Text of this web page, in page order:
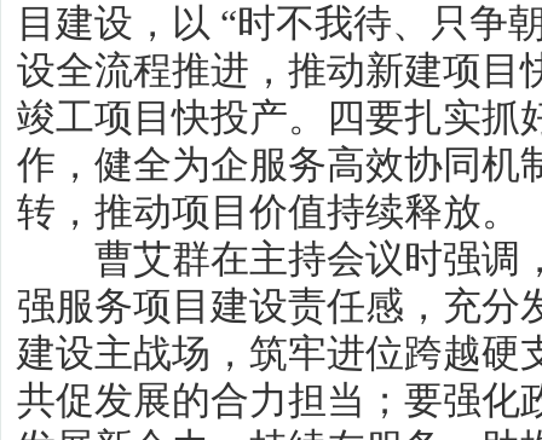
目建设，以 “时不我待、只争
设全流程推进，推动新建项目
竣工项目快投产。四要扎实抓
作，健全为企服务高效协同机
转，推动项目价值持续释放。
曹艾群在主持会议时强调
强服务项目建设责任感，充分
建设主战场，筑牢进位跨越硬
共促发展的合力担当；要强化